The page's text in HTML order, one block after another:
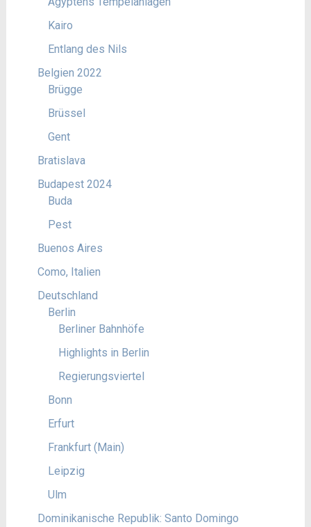
Kairo
Entlang des Nils
Belgien 2022
Brügge
Brüssel
Gent
Bratislava
Budapest 2024
Buda
Pest
Buenos Aires
Como, Italien
Deutschland
Berlin
Berliner Bahnhöfe
Highlights in Berlin
Regierungsviertel
Bonn
Erfurt
Frankfurt (Main)
Leipzig
Ulm
Dominikanische Republik: Santo Domingo